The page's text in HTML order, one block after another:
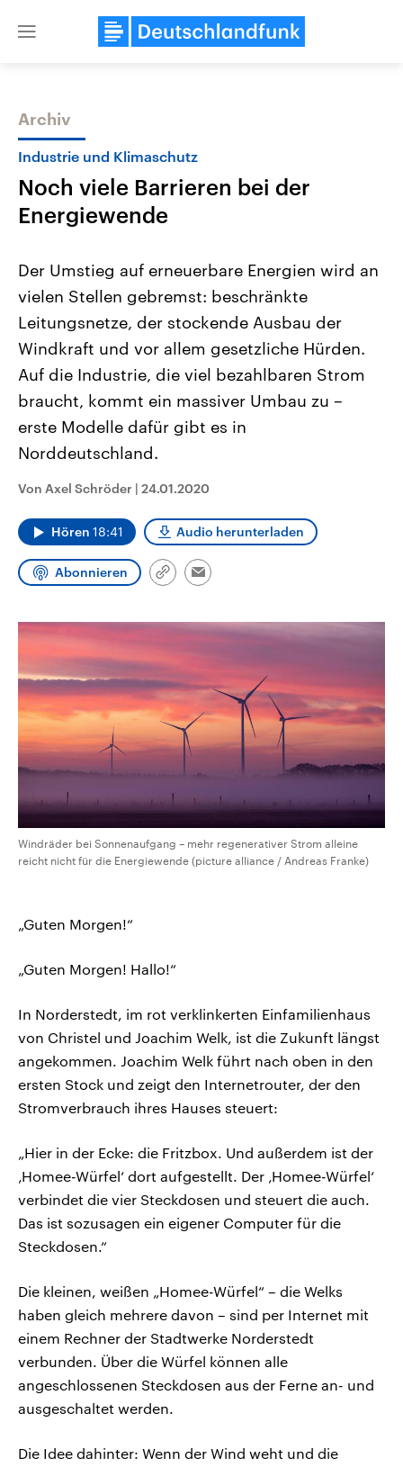
Close
Themen
Landtagswahl Sachsen-Anhalt
2026
Alle Informationen
Sachsen-Anhalt wählt am 6.
September 2026 einen neuen
Landtag. Seit 2021 wird das
Bundesland von einer Koalition aus
Umfragen, Prognosen,
Wahlprogramme, aktuelle Berichte
und Hintergründe zu den Parteien
Wahl.
USA
Aktuelle Beiträge,
Hintergründe
Wirtschaftlich und
gehören die Vereinigten
den mächtigsten Ländern
mit großem Einfluss auf
Sendungen Programm
Archiv
Industrie und Klimaschutz
Noch viele Barrieren bei der
Energiewende
Der Umstieg auf erneuerbare Energien wird an
vielen Stellen gebremst: beschränkte
Leitungsnetze, der stockende Ausbau der
Windkraft und vor allem gesetzliche Hürden.
Auf die Industrie, die viel bezahlbaren Strom
braucht, kommt ein massiver Umbau zu –
erste Modelle dafür gibt es in
Norddeutschland.
Von Axel Schröder | 24.01.2020
Hören 18:41 Audio herunterladen
Abonnieren
Link
Email
Windräder bei Sonnenaufgang – mehr regenerativer Strom alleine
reicht nicht für die Energiewende (picture alliance / Andreas Franke)
„Guten Morgen!“
„Guten Morgen! Hallo!“
In Norderstedt, im rot verklinkerten Einfamilienhaus
von Christel und Joachim Welk, ist die Zukunft längst
angekommen. Joachim Welk führt nach oben in den
ersten Stock und zeigt den Internetrouter, der den
Stromverbrauch ihres Hauses steuert:
„Hier in der Ecke: die Fritzbox. Und außerdem ist der
‚Homee-Würfel‘ dort aufgestellt. Der ‚Homee-Würfel‘
verbindet die vier Steckdosen und steuert die auch.
Das ist sozusagen ein eigener Computer für die
Steckdosen.“
Die kleinen, weißen „Homee-Würfel“ – die Welks
haben gleich mehrere davon – sind per Internet mit
einem Rechner der Stadtwerke Norderstedt
verbunden. Über die Würfel können alle
angeschlossenen Steckdosen aus der Ferne an- und
ausgeschaltet werden.
Die Idee dahinter: Wenn der Wind weht und die